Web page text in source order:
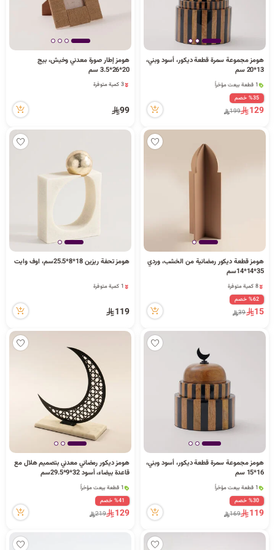
هومز مجموعة سمرة قطعة ديكور، أسود وبني،
13*20 سم
1 قطعة بيعت مؤخراً
8 مشاهدة مؤخراً
1 قطعة بيعت مؤخراً
%35 خصم
129
199
هومز إطار صورة معدني وخيش، بيج
20*26*3.5 سم
3 كمية متوفرة
99
هومز قطعة ديكور رمضانية من الخشب، وردي
35*14*14سم
8 كمية متوفرة
2 مشاهدة مؤخراً
8 كمية متوفرة
2 مشاهدة مؤخراً%62 خصم
15
39
هومز تحفة ريزين 18*8*25.5سم، اوف وايت
1 كمية متوفرة
1 كمية متوفرة
119
هومز مجموعة سمرة قطعة ديكور، أسود وبني،
16*15 سم
1 قطعة بيعت مؤخراً
4 مشاهدة مؤخراً
1 قطعة بيعت مؤخراً
4 مشاهدة مؤخراً%30 خصم
119
169
هومز ديكور رمضاني معدني بتصميم هلال مع
قاعدة بيضاء، أسود 32*9*29.5سم
1 قطعة بيعت مؤخراً
6 مشاهدة مؤخراً
1 قطعة بيعت مؤخراً
6 مشاهدة مؤخراً%41 خصم
129
219